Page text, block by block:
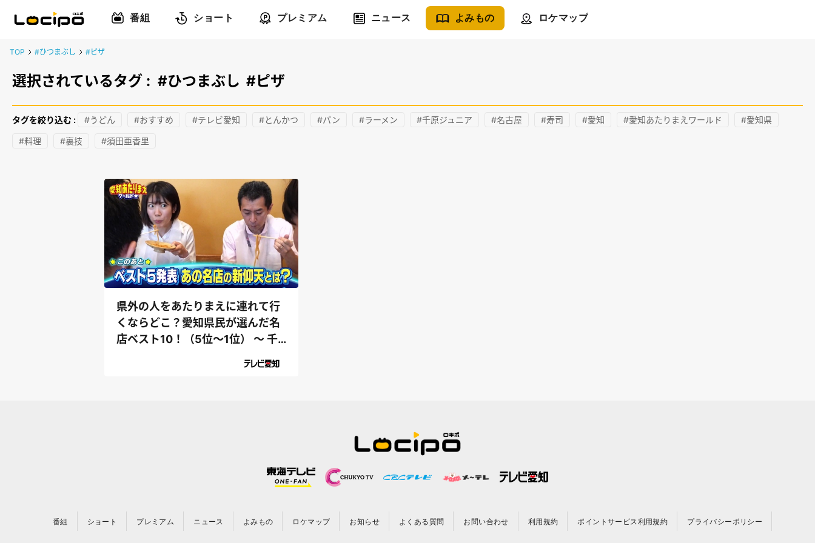
番組 ショート プレミアム ニュース よみもの ロケマップ
TOP #ひつまぶし #ピザ
選択されているタグ : #ひつまぶし #ピザ
タグを絞り込む : #うどん #おすすめ #テレビ愛知 #とんかつ #パン #ラーメン #千原ジュニア #名古屋 #寿司 #愛知 #愛知あたりまえワールド #愛知県
#料理 #裏技 #須田亜香里
県外の人をあたりまえに連れて行
くならどこ？愛知県民が選んだ名
店ベスト10！（5位～1位） ～ 千
番組 ショート プレミアム ニュース よみもの ロケマップ お知らせ よくある質問 お問い合わせ 利用規約 ポイントサービス利用規約 プライバシーポリシー